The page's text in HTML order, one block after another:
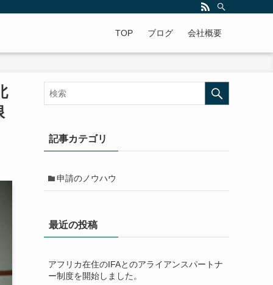
TOP ブログ 会社概要
記事カテゴリ
申請のノウハウ
最近の投稿
アフリカ在住のIFAとのアライアンスパートナ
ー制度を開始しました。